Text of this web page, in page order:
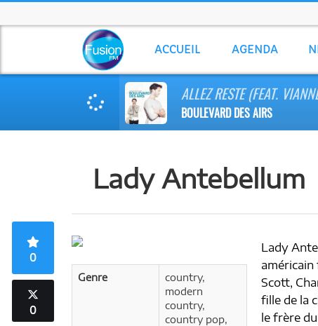
ACCUEIL AGENDA
ALLEZ RESTE (FEAT.
BOULEVARD DES AIRS
Lady Antebellum
0
0
Genre
country,
modern
country,
country pop,
Lady
américain
Scott,
fille de la
le frère